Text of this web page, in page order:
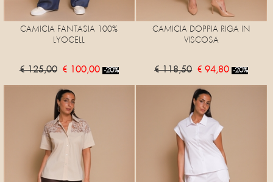
CAMICIA FANTASIA 100%
LYOCELL
€ 125,00 € 100,00 -20%
CAMICIA DOPPIA RIGA IN
VISCOSA
€ 118,50 € 94,80 -20%